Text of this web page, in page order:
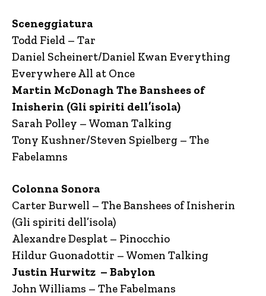
Sceneggiatura
Todd Field – Tar
Daniel Scheinert/Daniel Kwan Everything
Everywhere All at Once
Martin McDonagh The Banshees of
Inisherin (Gli spiriti dell’isola)
Sarah Polley – Woman Talking
Tony Kushner/Steven Spielberg – The
Fabelamns
Colonna Sonora
Carter Burwell – The Banshees of Inisherin
(Gli spiriti dell’isola)
Alexandre Desplat – Pinocchio
Hildur Guonadottir – Women Talking
Justin Hurwitz – Babylon
John Williams – The Fabelmans